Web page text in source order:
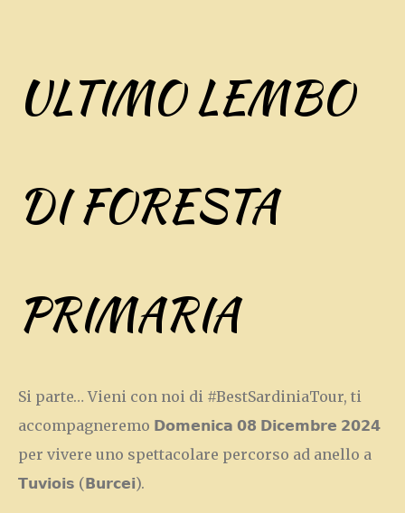
ULTIMO LEMBO
DI FORESTA
PRIMARIA
Si parte… Vieni con noi di #BestSardiniaTour, ti
accompagneremo 𝗗𝗼𝗺𝗲𝗻𝗶𝗰𝗮 𝟬𝟴 𝗗𝗶𝗰𝗲𝗺𝗯𝗿𝗲 𝟮𝟬𝟮𝟰
per vivere uno spettacolare percorso ad anello a
𝗧𝘂𝘃𝗶𝗼𝗶𝘀 (𝗕𝘂𝗿𝗰𝗲𝗶).